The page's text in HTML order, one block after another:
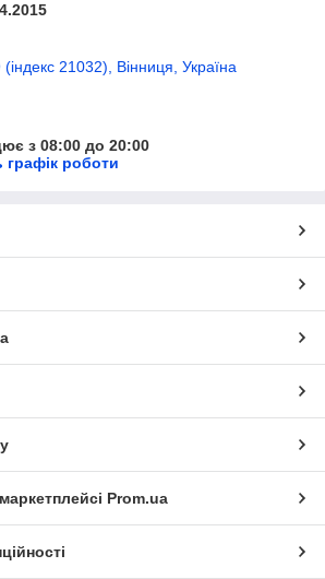
(індекс 21032), Вінниця, Україна
з 08:00 до 20:00
графік роботи
Prom.ua